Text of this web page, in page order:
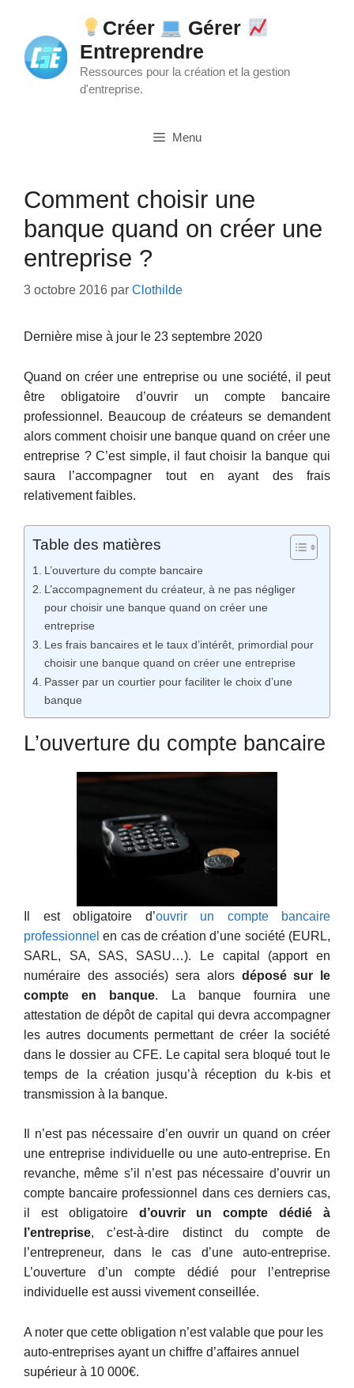
contenu
Créer
Gérer
Entreprendre
Ressources pour la création et la gestion
d'entreprise.
Menu
Comment choisir une
banque quand on créer une
entreprise ?
3 octobre 2016 par Clothilde
Dernière mise à jour le 23 septembre 2020
Quand on créer une entreprise ou une société, il peut
être obligatoire d’ouvrir un compte bancaire
professionnel. Beaucoup de créateurs se demandent
alors comment choisir une banque quand on créer une
entreprise ? C’est simple, il faut choisir la banque qui
saura l’accompagner tout en ayant des frais
relativement faibles.
Table des matières
L’ouverture du compte bancaire
L’accompagnement du créateur, à ne pas négliger
pour choisir une banque quand on créer une
entreprise
Les frais bancaires et le taux d’intérêt, primordial pour
choisir une banque quand on créer une entreprise
Passer par un courtier pour faciliter le choix d’une
banque
L’ouverture du compte bancaire
Il est obligatoire d’ouvrir un compte bancaire
professionnel en cas de création d’une société (EURL,
SARL, SA, SAS, SASU…). Le capital (apport en
numéraire des associés) sera alors déposé sur le
compte en banque. La banque fournira une
attestation de dépôt de capital qui devra accompagner
les autres documents permettant de créer la société
dans le dossier au CFE. Le capital sera bloqué tout le
temps de la création jusqu’à réception du k-bis et
transmission à la banque.
Il n’est pas nécessaire d’en ouvrir un quand on créer
une entreprise individuelle ou une auto-entreprise. En
revanche, même s’il n’est pas nécessaire d’ouvrir un
compte bancaire professionnel dans ces derniers cas,
il est obligatoire d’ouvrir un compte dédié à
l’entreprise, c’est-à-dire distinct du compte de
l’entrepreneur, dans le cas d’une auto-entreprise.
L’ouverture d’un compte dédié pour l’entreprise
individuelle est aussi vivement conseillée.
A noter que cette obligation n’est valable que pour les
auto-entreprises ayant un chiffre d’affaires annuel
supérieur à 10 000€.